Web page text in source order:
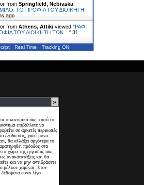
from Springfield, Nebraska
ΤΟ ΠΡΟΦΙΛ ΤΟΥ ΔΙΟΙΚΗΤΗ
ago
from Athens, Attiki viewed "ΡΑΦΙ
ΤΟΥ ΔΙΟΙΚΗΤΗ ΤΩΝ… " 31
Real Time Tracking ON